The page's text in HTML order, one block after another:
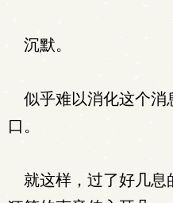
沉默。
似乎难以消化这个消
口。
就这样，过了好几息